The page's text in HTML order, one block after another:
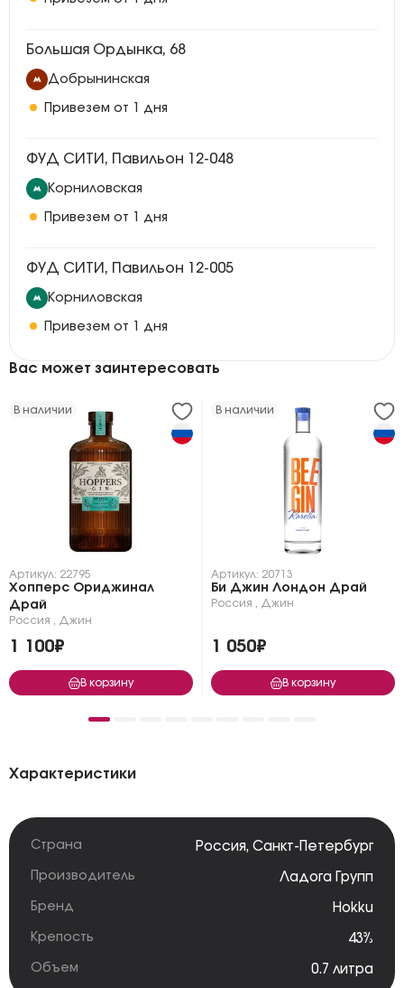
Большая Ордынка, 68
Добрынинская
Привезем от 1 дня
ФУД СИТИ, Павильон 12-048
Корниловская
Привезем от 1 дня
ФУД СИТИ, Павильон 12-005
Корниловская
Привезем от 1 дня
Вас может заинтересовать
В наличии
Артикул: 22795
Хопперс Ориджинал
Драй
Россия Джин
1 100₽
В корзину
В наличии
Артикул: 20713
Би Джин Лондон Драй
Россия Джин
1 050₽
В корзину
Характеристики
Страна Россия, Санкт-Петербург
Производитель Ладога Групп
Бренд Hokku
Крепость 43%
Объем 0.7 литра